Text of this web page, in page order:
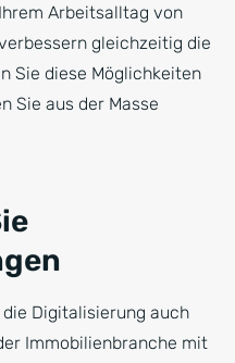
Arbeitsalltag von
gleichzeitig die
Sie diese Möglichkeiten
Sie aus der Masse
Digitalisierung auch
Immobilienbranche mit